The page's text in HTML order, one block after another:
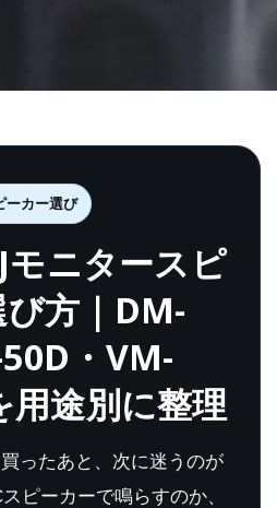
ーカー選び
ニタースピ
方｜DM-
・VM-
途別に整理
ったあと、次に迷うのが
ピーカーで鳴らすのか、